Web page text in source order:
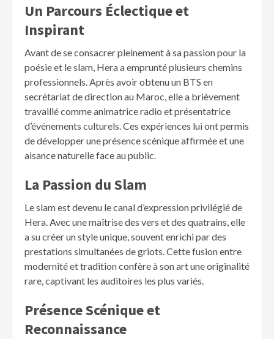
Un Parcours Éclectique et
Inspirant
Avant de se consacrer pleinement à sa passion pour la
poésie et le slam, Hera a emprunté plusieurs chemins
professionnels. Après avoir obtenu un BTS en
secrétariat de direction au Maroc, elle a brièvement
travaillé comme animatrice radio et présentatrice
d’événements culturels. Ces expériences lui ont permis
de développer une présence scénique affirmée et une
aisance naturelle face au public.
La Passion du Slam
Le slam est devenu le canal d’expression privilégié de
Hera. Avec une maîtrise des vers et des quatrains, elle
a su créer un style unique, souvent enrichi par des
prestations simultanées de griots. Cette fusion entre
modernité et tradition confère à son art une originalité
rare, captivant les auditoires les plus variés.
Présence Scénique et
Reconnaissance